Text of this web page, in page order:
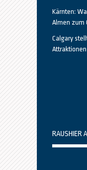
Kärnten:
Almen zum
Calgary
RAUSHIER